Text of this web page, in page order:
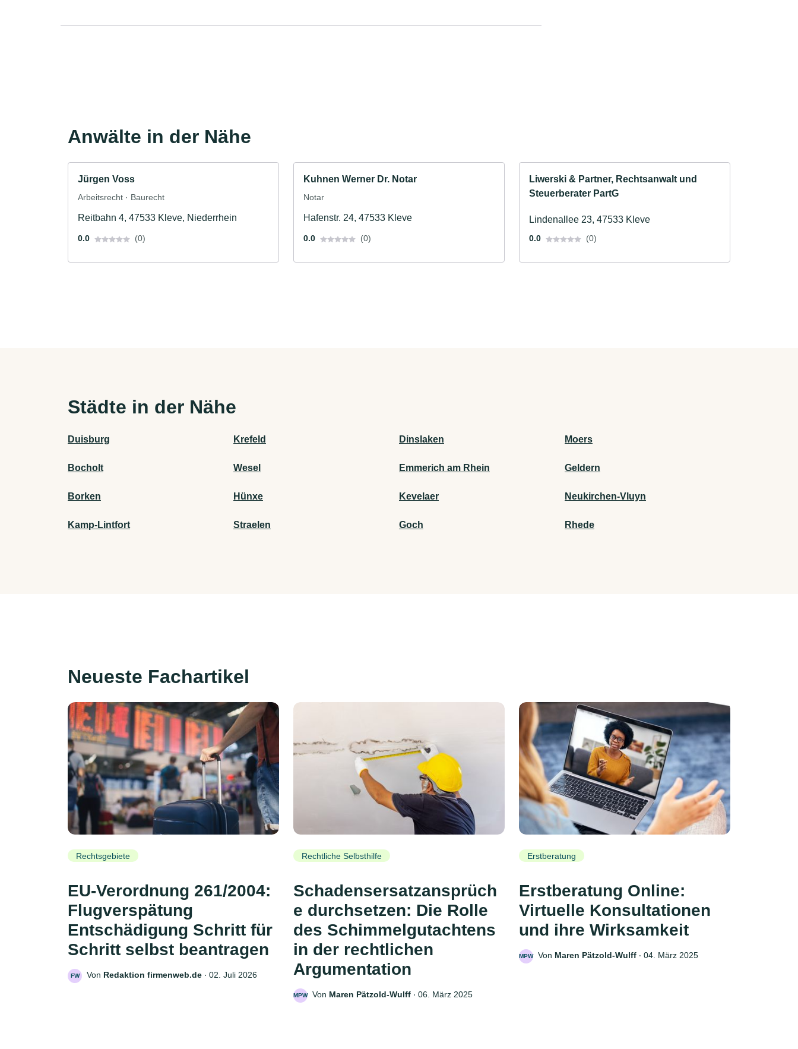
Anwälte in der Nähe
Jürgen Voss
Arbeitsrecht · Baurecht
Reitbahn 4, 47533 Kleve, Niederrhein
0.0 (0)
Kuhnen Werner Dr. Notar
Notar
Hafenstr. 24, 47533 Kleve
0.0 (0)
Liwerski & Partner, Rechtsanwalt und
Steuerberater PartG
Lindenallee 23, 47533 Kleve
0.0 (0)
Städte in der Nähe
Duisburg Krefeld Dinslaken Moers
Bocholt Wesel Emmerich am Rhein Geldern
Borken Hünxe Kevelaer Neukirchen-Vluyn
Kamp-Lintfort Straelen Goch Rhede
Neueste Fachartikel
Rechtsgebiete
EU-Verordnung 261/2004:
Flugverspätung
Entschädigung Schritt für
Schritt selbst beantragen
FW Von Redaktion firmenweb.de ‧ 02. Juli 2026
Rechtliche Selbsthilfe
Schadensersatzansprüch
e durchsetzen: Die Rolle
des Schimmelgutachtens
in der rechtlichen
Argumentation
MPW Von Maren Pätzold-Wulff ‧ 06. März 2025
Erstberatung
Erstberatung Online:
Virtuelle Konsultationen
und ihre Wirksamkeit
MPW Von Maren Pätzold-Wulff ‧ 04. März 2025